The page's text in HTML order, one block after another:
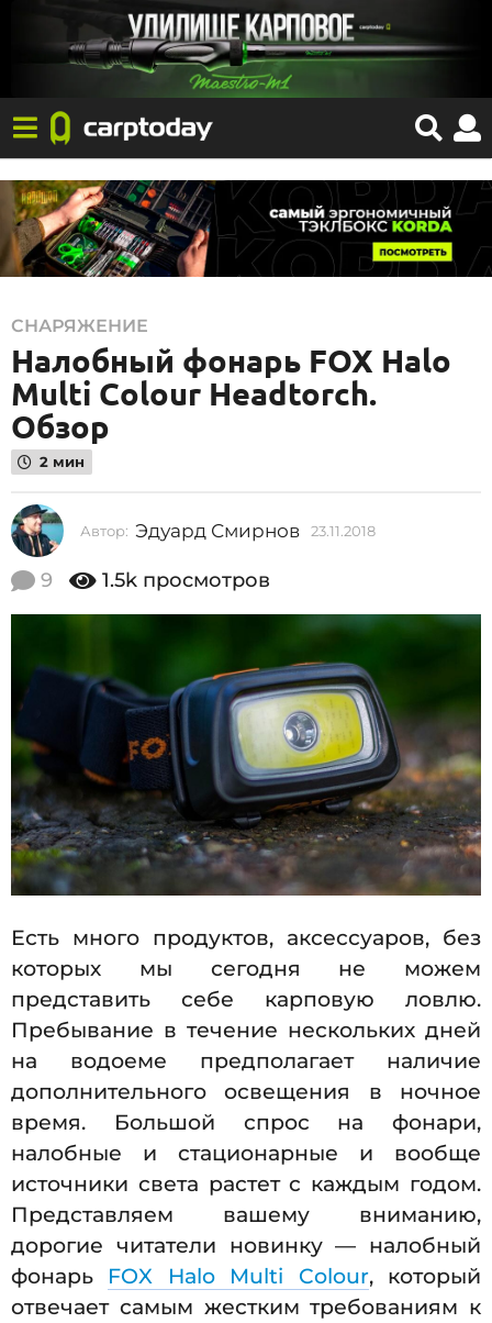
2
3
.
1
1
.
2
0
1
1
1
2
0
1
СНАРЯЖЕНИЕ
Налобный фонарь FOX Halo
Multi Colour Headtorch.
Обзор
2 мин
Автор: Эдуард Смирнов 23.11.2018
1
1
8
9 1.5k просмотров
Есть много продуктов, аксессуаров, без
которых мы сегодня не можем
представить себе карповую ловлю.
Пребывание в течение нескольких дней
на водоеме предполагает наличие
дополнительного освещения в ночное
время. Большой спрос на фонари,
налобные и стационарные и вообще
источники света растет с каждым годом.
Представляем вашему вниманию,
дорогие читатели новинку — налобный
фонарь FOX Halo Multi Colour, который
отвечает самым жестким требованиям к